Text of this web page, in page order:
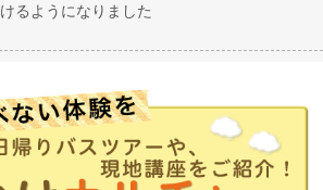
けるようになりました